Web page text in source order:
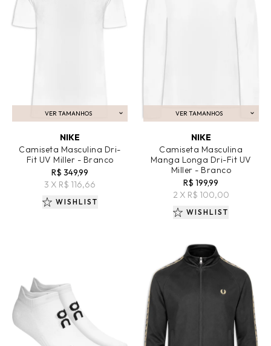
VER TAMANHOS
ADICIONAR AO CARRINHO
NIKE
Camiseta Masculina Dri-
Fit UV Miller - Branco
R$ 349,99
3 X R$ 116,66
WISHLIST
VER TAMANHOS
ADICIONAR AO CARRINHO
NIKE
Camiseta Masculina
Manga Longa Dri-Fit UV
Miller - Branco
R$ 199,99
2 X R$ 100,00
WISHLIST